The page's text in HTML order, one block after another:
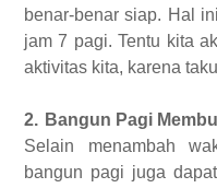
benar-benar siap. Hal
jam 7 pagi. Tentu kita
aktivitas kita, karena
2. Bangun Pagi
Selain menambah
bangun pagi juga